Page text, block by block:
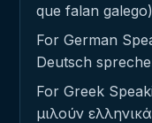
que falan galego)
For German
Deutsch
For Greek
μιλούν